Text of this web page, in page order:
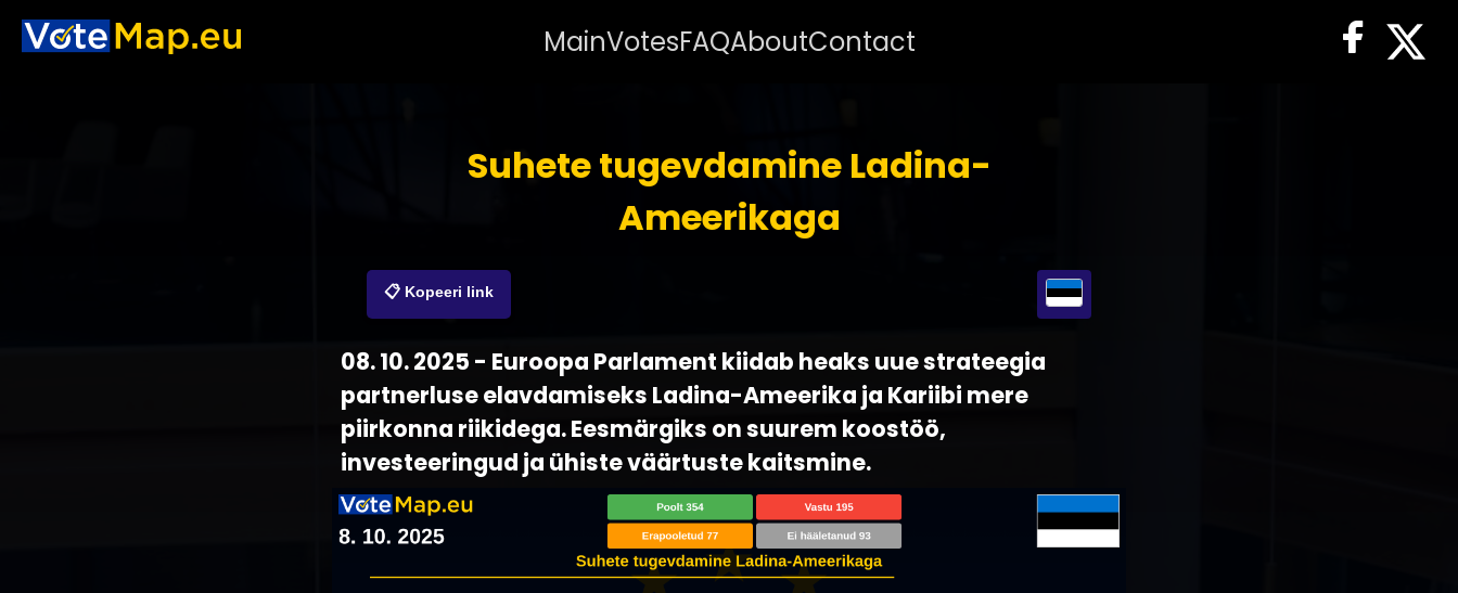
MainVotesFAQAboutContact
Suhete tugevdamine Ladina-
Ameerikaga
📋 Kopeeri link
08. 10. 2025 - Euroopa Parlament kiidab heaks uue strateegia
partnerluse elavdamiseks Ladina-Ameerika ja Kariibi mere
piirkonna riikidega. Eesmärgiks on suurem koostöö,
investeeringud ja ühiste väärtuste kaitsmine.